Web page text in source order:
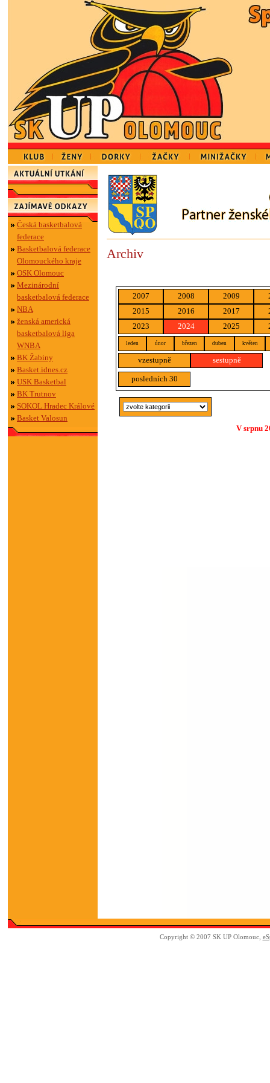
Česká basketbalová
federace
Basketbalová federace
Olomouckého kraje
OSK Olomouc
Mezinárodní
basketbalová federace
NBA
ženská americká
basketbalová liga
WNBA
BK Žabiny
Basket.idnes.cz
USK Basketbal
BK Trutnov
SOKOL Hradec Králové
Basket Valosun
Archiv
2007 2008 2009
2015
2016 2017
2023
2024 2025
leden únor březen duben květen
vzestupně sestupně
posledních 30
V srpnu
Copyright © 2007 SK UP Olomouc,